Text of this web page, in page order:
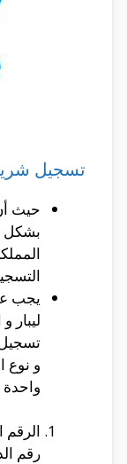
تسجيل
حيث
بشكل
يجب
تسجيل
و نوع
واحدة
رقم